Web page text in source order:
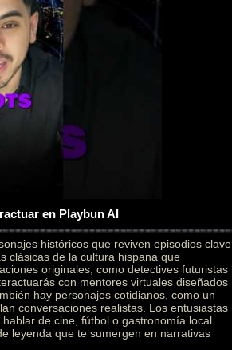
en Playbun AI
históricos que reviven episodios clave
clásicas de la cultura hispana que
originales, como detectives futuristas
con mentores virtuales diseñados
hay personajes cotidianos, como un
conversaciones realistas. Los entusiastas
de cine, fútbol o gastronomía local.
leyenda que te sumergen en narrativas